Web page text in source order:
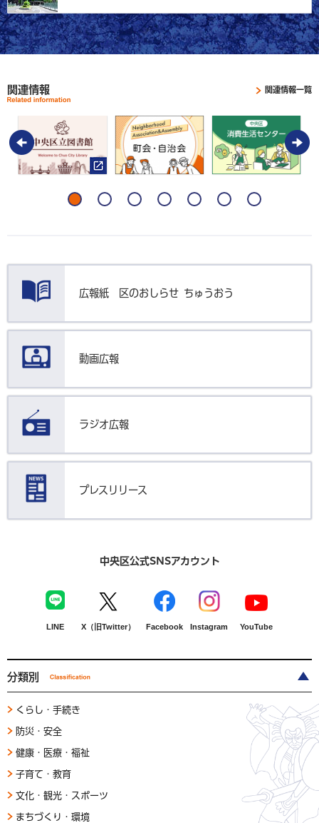
関連情報 関連情報一覧
広報紙 区のおしらせ ちゅうおう
動画広報
ラジオ広報
プレスリリース
中央区公式SNSアカウント
LINE X（旧Twitter） Facebook Instagram YouTube
分類別
くらし・手続き
防災・安全
健康・医療・福祉
子育て・教育
文化・観光・スポーツ
まちづくり・環境